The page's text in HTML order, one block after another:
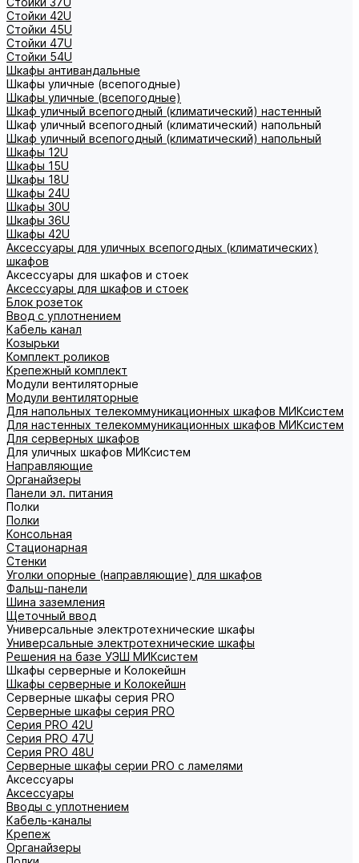
Стойки 42U
Стойки 45U
Стойки 47U
Стойки 54U
Шкафы антивандальные
Шкафы уличные (всепогодные)
Шкафы уличные (всепогодные)
Шкаф уличный всепогодный (климатический) настенный
Шкаф уличный всепогодный (климатический) напольный
Шкаф уличный всепогодный (климатический) напольный
Шкафы 12U
Шкафы 15U
Шкафы 18U
Шкафы 24U
Шкафы 30U
Шкафы 36U
Шкафы 42U
Аксессуары для уличных всепогодных (климатических)
шкафов
Аксессуары для шкафов и стоек
Аксессуары для шкафов и стоек
Блок розеток
Ввод с уплотнением
Кабель канал
Козырьки
Комплект роликов
Крепежный комплект
Модули вентиляторные
Модули вентиляторные
Для напольных телекоммуникационных шкафов МИКсистем
Для настенных телекоммуникационных шкафов МИКсистем
Для серверных шкафов
Для уличных шкафов МИКсистем
Направляющие
Органайзеры
Панели эл. питания
Полки
Полки
Консольная
Стационарная
Стенки
Уголки опорные (направляющие) для шкафов
Фальш-панели
Шина заземления
Щеточный ввод
Универсальные электротехнические шкафы
Универсальные электротехнические шкафы
Решения на базе УЭШ МИКсистем
Шкафы серверные и Колокейшн
Шкафы серверные и Колокейшн
Серверные шкафы серия PRO
Серверные шкафы серия PRO
Серия PRO 42U
Серия PRO 47U
Серия PRO 48U
Серверные шкафы серии PRO с ламелями
Аксессуары
Аксессуары
Вводы с уплотнением
Кабель-каналы
Крепеж
Органайзеры